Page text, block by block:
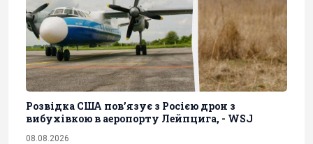
Розвідка США пов’язує з Росією дрон з
вибухівкою в аеропорту Лейпцига, - WSJ
08.08.2026